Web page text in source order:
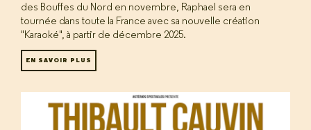
des Bouffes du Nord en novembre, Raphael sera en
tournée dans toute la France avec sa nouvelle création
"Karaoké", à partir de décembre 2025.
EN SAVOIR PLUS